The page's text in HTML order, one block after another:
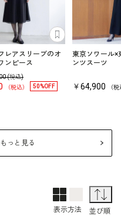
レアスリーブのオ
ンピース
(税込)
（税込） 50%OFF
東京ソワール×
ンツスーツ
￥64,900 （
っと見る
表示方法
1列表示
並び順